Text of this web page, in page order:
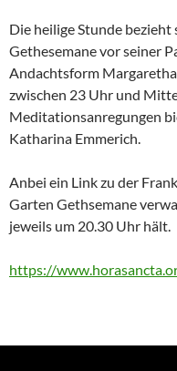
Die heilige Stunde bezieht
Gethesemane vor seiner
Andachtsform
zwischen 23 Uhr und
Meditationsanregungen
Katharina Emmerich.
Anbei ein Link zu der
Garten Gethsemane
jeweils um 20.30 Uhr hält.
https://